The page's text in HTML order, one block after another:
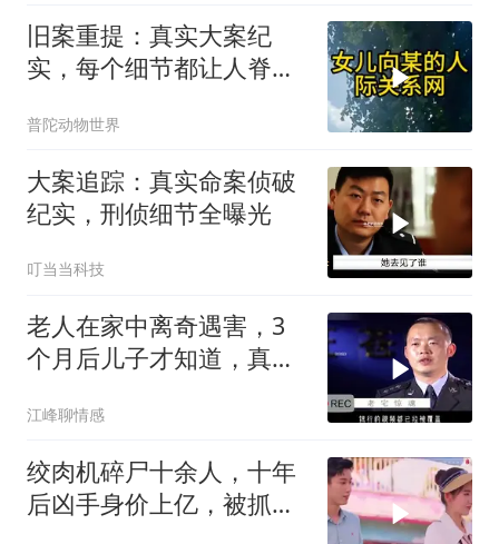
旧案重提：真实大案纪
实，每个细节都让人脊背
普陀动物世界
大案追踪：真实命案侦破
纪实，刑侦细节全曝光
叮当当科技
老人在家中离奇遇害，3
个月后儿子才知道，真相
江峰聊情感
绞肉机碎尸十余人，十年
后凶手身价上亿，被抓后